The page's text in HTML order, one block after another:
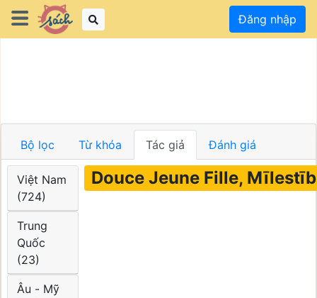
Đăng nhập
Bộ lọc Từ khóa Tác giả Đánh giá
Việt Nam
(724)
Trung
Quốc
(23)
Âu - Mỹ
Douce Jeune Fille,